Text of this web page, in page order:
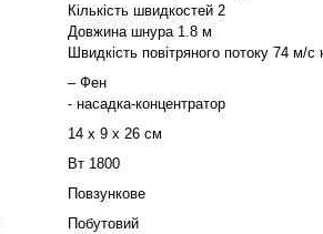
Кількість швидкостей 2
Довжина шнура 1.8 м
Швидкість повітряного потоку 74 м/с
– Фен
- насадка-концентратор
14 х 9 х 26 см
Вт 1800
Повзункове
Побутовий